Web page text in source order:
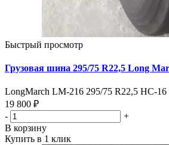
Быстрый просмотр
Грузовая шина 295/75 R22,5 Long
LongMarch LM-216 295/75 R22,5 HC-
19 800 ₽
-
+
В корзину
Купить в 1 клик